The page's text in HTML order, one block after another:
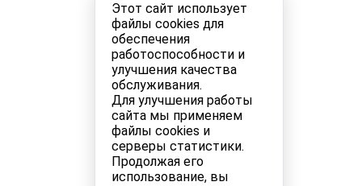
Этот сайт использует
файлы cookies для
обеспечения
работоспособности и
улучшения качества
обслуживания.
Для улучшения работы
сайта мы применяем
файлы cookies и
серверы статистики.
Продолжая его
использование, вы